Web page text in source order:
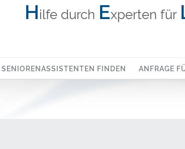
Hilfe durch Experten für
SENIORENASSISTENTEN FINDEN ANFRAGE